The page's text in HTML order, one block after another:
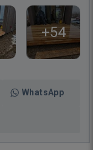
+54
WhatsApp